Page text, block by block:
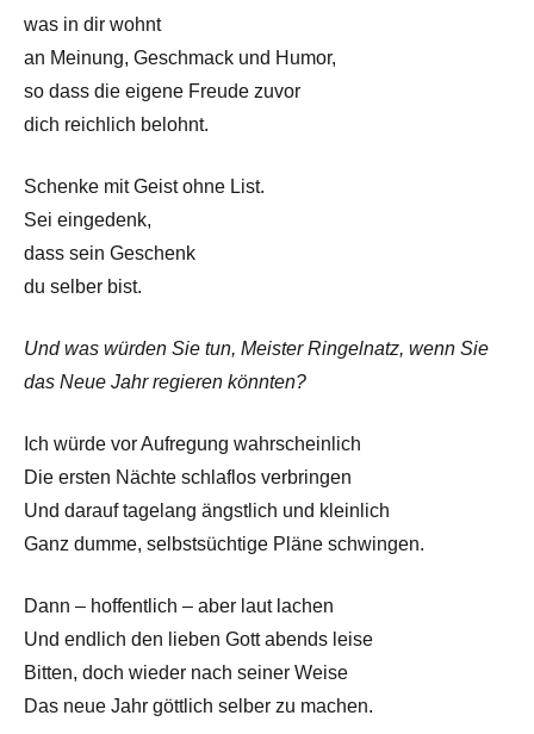
was in dir wohnt
an Meinung, Geschmack und Humor,
so dass die eigene Freude zuvor
dich reichlich belohnt.
Schenke mit Geist ohne List.
Sei eingedenk,
dass sein Geschenk
du selber bist.
Und was würden Sie tun, Meister Ringelnatz, wenn Sie
das Neue Jahr regieren könnten?
Ich würde vor Aufregung wahrscheinlich
Die ersten Nächte schlaflos verbringen
Und darauf tagelang ängstlich und kleinlich
Ganz dumme, selbstsüchtige Pläne schwingen.
Dann – hoffentlich – aber laut lachen
Und endlich den lieben Gott abends leise
Bitten, doch wieder nach seiner Weise
Das neue Jahr göttlich selber zu machen.